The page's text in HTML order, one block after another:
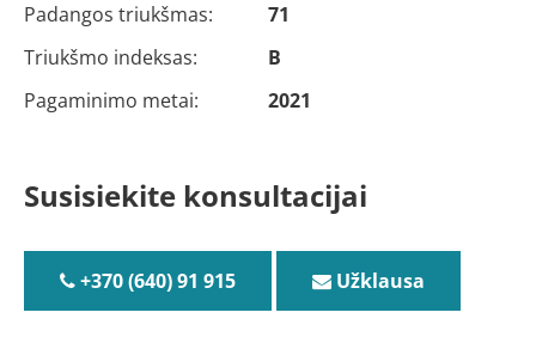
Padangos triukšmas:
71
Triukšmo indeksas:
B
Pagaminimo metai:
2021
Susisiekite konsultacijai
+370 (640) 91 915 Užklausa